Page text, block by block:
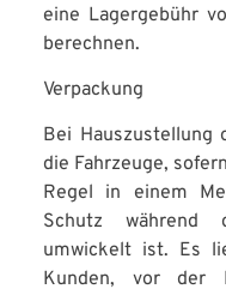
eine Lagergebühr
berechnen.
Verpackung
Bei Hauszustellung
die Fahrzeuge,
Regel in einem
Schutz während
umwickelt ist. Es
Kunden, vor der